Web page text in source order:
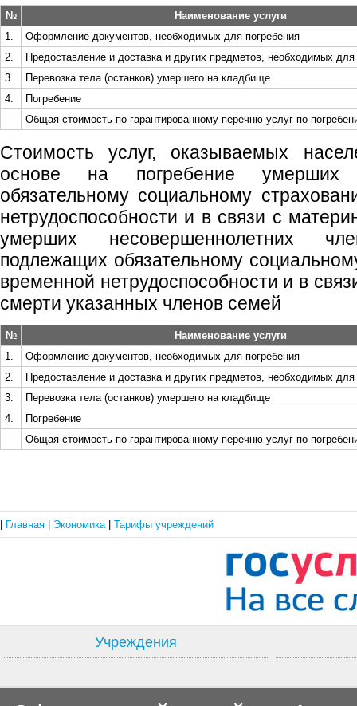
№
Наименование услуги
1.
Оформление документов, необходимых для погребения
2.
Предоставление и доставка и других предметов, необходимых для
3.
Перевозка тела (останков) умершего на кладбище
4.
Погребение
Общая стоимость по гарантированному перечню услуг по
Стоимость услуг, оказываемых
основе на погребение умерших
обязательному социальному
нетрудоспособности и в связи с
умерших несовершеннолетних
подлежащих обязательному
временной нетрудоспособности и в
смерти указанных членов семей
№
Наименование услуги
1.
Оформление документов, необходимых для погребения
2.
Предоставление и доставка и других предметов, необходимых для
3.
Перевозка тела (останков) умершего на кладбище
4.
Погребение
Общая стоимость по гарантированному перечню услуг по
Главная Экономика Тарифы учреждений
Учреждения